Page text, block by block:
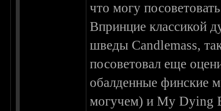
что могу
Впринцие классикой
шведы Candlemass,
посоветовал еще
обалденные финские
могучем) и My Dying